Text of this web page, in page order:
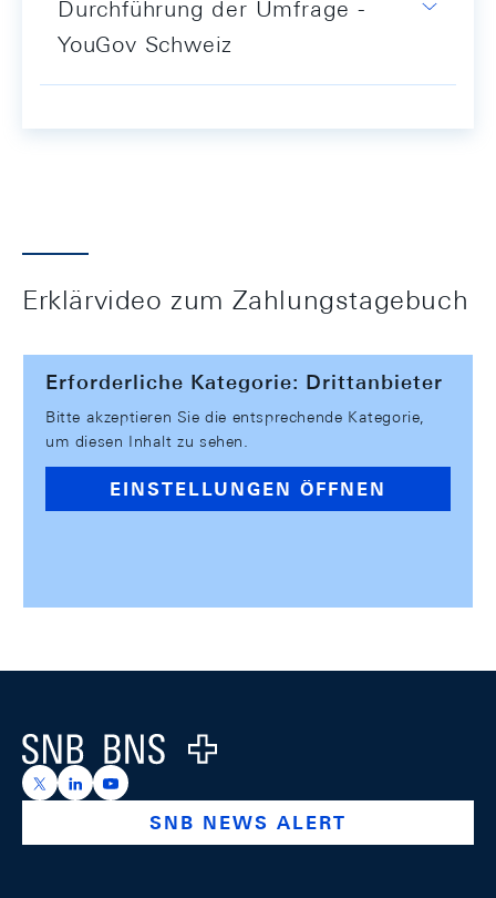
Durchführung der Umfrage -
YouGov Schweiz
Erklärvideo zum Zahlungstagebuch
Erforderliche Kategorie: Drittanbieter
Bitte akzeptieren Sie die entsprechende Kategorie,
um diesen Inhalt zu sehen.
EINSTELLUNGEN ÖFFNEN
Logo
https://x.com/snb_bns
https://ch.linkedin.com/company/swiss-national-
https://www.youtube.com/@swissnationalbank
SNB NEWS ALERT